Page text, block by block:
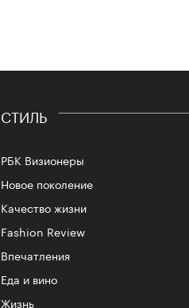
СТИЛЬ
РБК Визионеры
Новое поколение
Качество жизни
Fashion Review
Впечатления
Еда и вино
Жизнь